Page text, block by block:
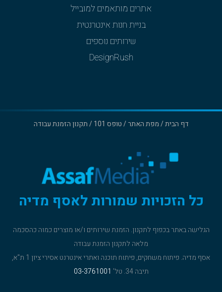
אתרים מותאמים למובייל
בניית חנות אינטרנטית
שירותים נוספים
DesignRush
דף הבית/מפת האתר/טופס 101 /תקנון הזמנת עבודה
כל הזכויות שמורות לאסף מדיה
הגלישה באתר בכפוף לתקנון. הזמנת שירותים ו/או מוצרים כמוה כהסכמה
מלאה לתקנון הזמנת עבודה
אסף מדיה. פיתוח משחקים, פיתוח תוכנה ואתרי אינטרנט אסירי ציון 1 ת"א,
תיבה 34. טל'
03-3761001